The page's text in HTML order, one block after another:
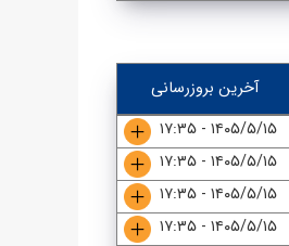
آخرین بروزرسانی
۱۴۰۵/۵/۱۵ - ۱۷:۳۵
۱۴۰۵/۵/۱۵ - ۱۷:۳۵
۱۴۰۵/۵/۱۵ - ۱۷:۳۵
۱۴۰۵/۵/۱۵ - ۱۷:۳۵